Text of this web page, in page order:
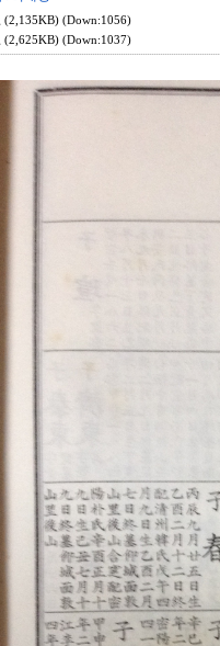
(2,135KB) (Down:1056)
(2,625KB) (Down:1037)